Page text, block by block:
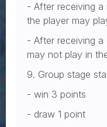
- After receiving
the player may
- After receiving a
may not play in
9. Group stage
- win 3 points
- draw 1 point